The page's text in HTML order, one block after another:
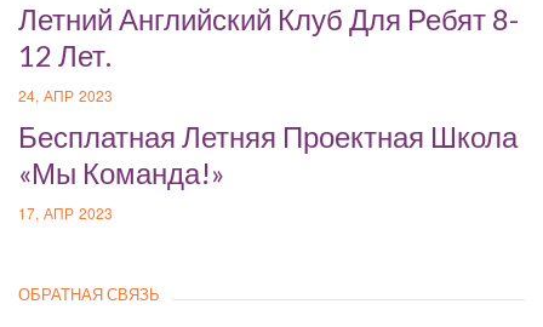
Летний Английский Клуб Для Ребят 8-
12 Лет.
24, АПР 2023
Бесплатная Летняя Проектная Школа
«Мы Команда!»
17, АПР 2023
ОБРАТНАЯ СВЯЗЬ